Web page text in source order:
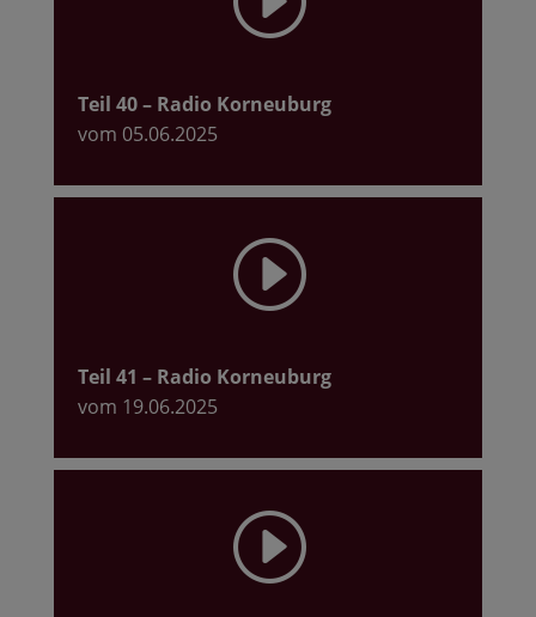
Teil 40– Radio Korneuburg
vom 05.06.2025
I
Teil 41 – Radio Korneuburg
vom 19.06.2025
I